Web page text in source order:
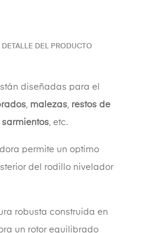
DETALLE DEL PRODUCTO
diseñadas para el
, malezas, restos de
sarmientos, etc.
permite un optimo
del rodillo nivelador
robusta construida en
un rotor equilibrado